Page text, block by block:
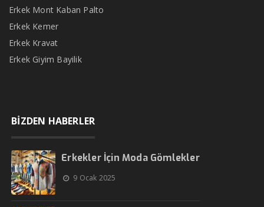
Erkek Mont Kaban Palto
Erkek Kemer
Erkek Kravat
Erkek Giyim Bayilik
BİZDEN HABERLER
Erkekler İçin Moda Gömlekler
9 Ocak 2025